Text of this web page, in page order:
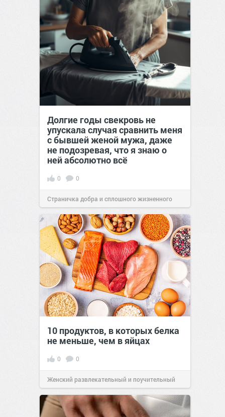
Долгие годы свекровь не
упускала случая сравнить меня
с бывшей женой мужа, даже
не подозревая, что я знаю о
ней абсолютно всё
0 0
Страничка добра и сплошного жизненного
позитива!00:29Вчера
10 продуктов, в которых белка
не меньше, чем в яйцах
0 0
Женский развлекательный и поучительный
сайт.23:4206 авг 2026